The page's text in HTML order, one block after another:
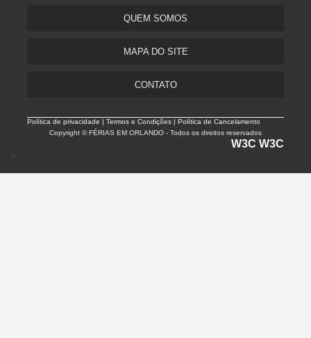
QUEM SOMOS
MAPA DO SITE
CONTATO
Política de privacidade |Termos e Condições | Política de Cancelamento
Copyright © FÉRIAS EM ORLANDO - Todos os direitos reservados
W3C W3C